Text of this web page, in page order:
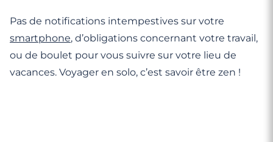
Pas de notifications intempestives sur votre
smartphone, d’obligations concernant votre travail,
ou de boulet pour vous suivre sur votre lieu de
vacances. Voyager en solo, c’est savoir être zen !